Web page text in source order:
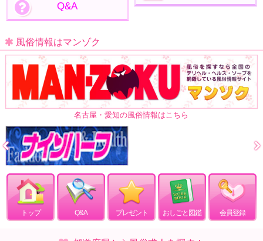
Q&A
風俗情報はマンゾク
名古屋・愛知の風俗情報はこちら
トップ Q&A プレゼント おしごと図鑑 会員登録